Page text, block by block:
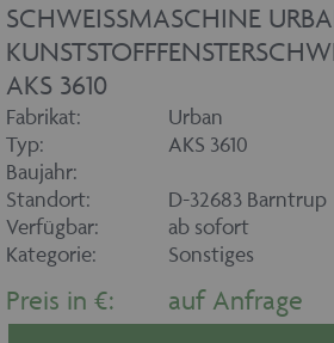
SCHWEISSMASCHINE
S 3610
Fabrikat:
Urban
Typ:
AKS 3610
Baujahr:
Standort:
D-32683 Barntrup
Verfügbar:
ab sofort
Kategorie:
Sonstiges
Preis in €: auf Anfrage